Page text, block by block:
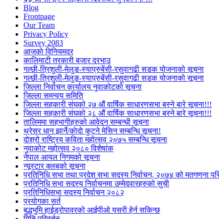
Blog
Frontpage
Our Team
Privacy Policy
Survey 2083
आजकाे विनियमदर
कालिमाटी तरकारी बजार दरभाउ
गल्छी-त्रिशुली-मेलुङ-स्याप्रुबेंसी-रसुवागढी सडक योजनाको सूचना
गल्छी-त्रिशुली-मेलुङ-स्याप्रुबेंसी-रसुवागढी सडक योजनाको सूचना
जिल्ला निर्वाचन कार्यालय नुवाकोटको सूचना
जिल्ला समन्वय समिति
जिल्ला सहकारी संघको २७ औं वार्षिक साधारणसभा बस्ने बारे सूचना!!!
जिल्ला सहकारी संघको २८ औं वार्षिक साधारणसभा बस्ने बारे सूचना!!!
तालिममा सहभागीहरुको आवेदन सम्बन्धी सूचना
थ्रेसर धान झार्ने/काेदाे कुट्ने मेसिन सम्बन्धि सूचना!
दोश्रो राष्ट्रिय कविता महोत्सव २०७५ सम्बन्धि सूचना
नुवाकोट महोत्सव २०८० विशेषांक
नेपाल आयल निगमको सूचना
न्यूस्टार क्लबको सूचना
प्रतिनिधि सभा तथा प्रदेश सभा सदस्य निर्वाचन, २०७४ को मतगणना
प्रतिनिधि सभा सदस्य निर्वाचनमा उम्मेदवारहरुको सुची
प्रतिनिधिसभा सदस्य निर्वाचन २०८२
प्रयोगका सर्त
बुद्धभुमि हाईड्रोपावरको आईपीओ यसरी हेर्न सकिन्छ